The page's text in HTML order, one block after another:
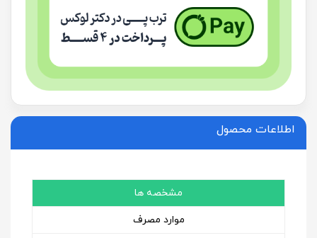
اطلاعات محصول
مشخصه ها
موارد مصرف